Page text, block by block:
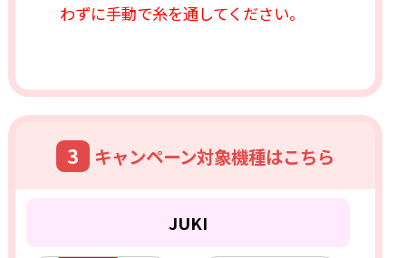
わずに手動で糸を通してください。
3 キャンペーン対象機種はこちら
JUKI